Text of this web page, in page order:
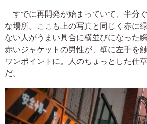
すでに再開発が始まっていて、半分
な場所。ここも上の写真と同じく赤に
ない人がうまい具合に横並びになった
赤いジャケットの男性が、壁に左手を
ワンポイントに。人のちょっとした仕
だ。